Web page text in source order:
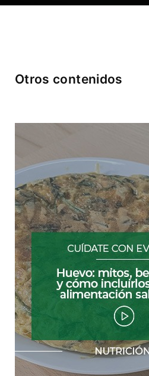
Otros contenidos